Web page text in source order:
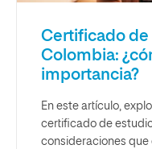
Certificado de
Colombia:
importancia?
En este artículo,
certificado de
consideraciones que